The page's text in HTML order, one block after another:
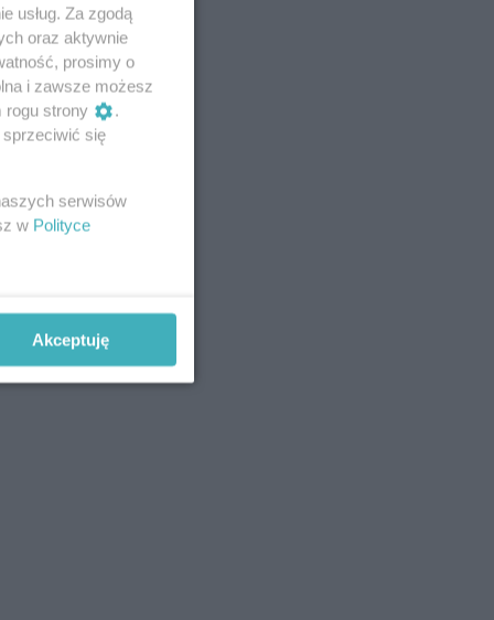
usług. Za zgodą
oraz aktywnie
prosimy o
i zawsze możesz
rogu strony
.
się
serwisów
w Polityce
Akceptuję